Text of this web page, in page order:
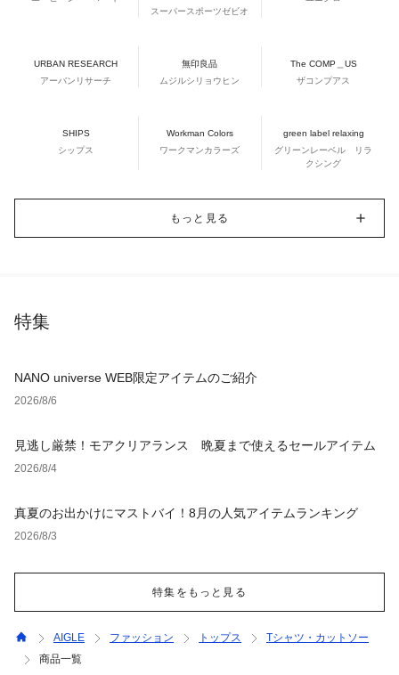
スーパースポーツゼビオ
URBAN RESEARCH
アーバンリサーチ
無印良品
ムジルシリョウヒン
The COMP＿US
ザコンプアス
SHIPS
シップス
Workman Colors
ワークマンカラーズ
green label relaxing
グリーンレーベル リラ
クシング
もっと見る
特集
NANO universe WEB限定アイテムのご紹介
2026/8/6
見逃し厳禁！モアクリアランス 晩夏まで使えるセールアイテム
2026/8/4
真夏のお出かけにマストバイ！8月の人気アイテムランキング
2026/8/3
特集をもっと見る
AIGLE ファッション トップス
Tシャツ・カットソー
商品一覧